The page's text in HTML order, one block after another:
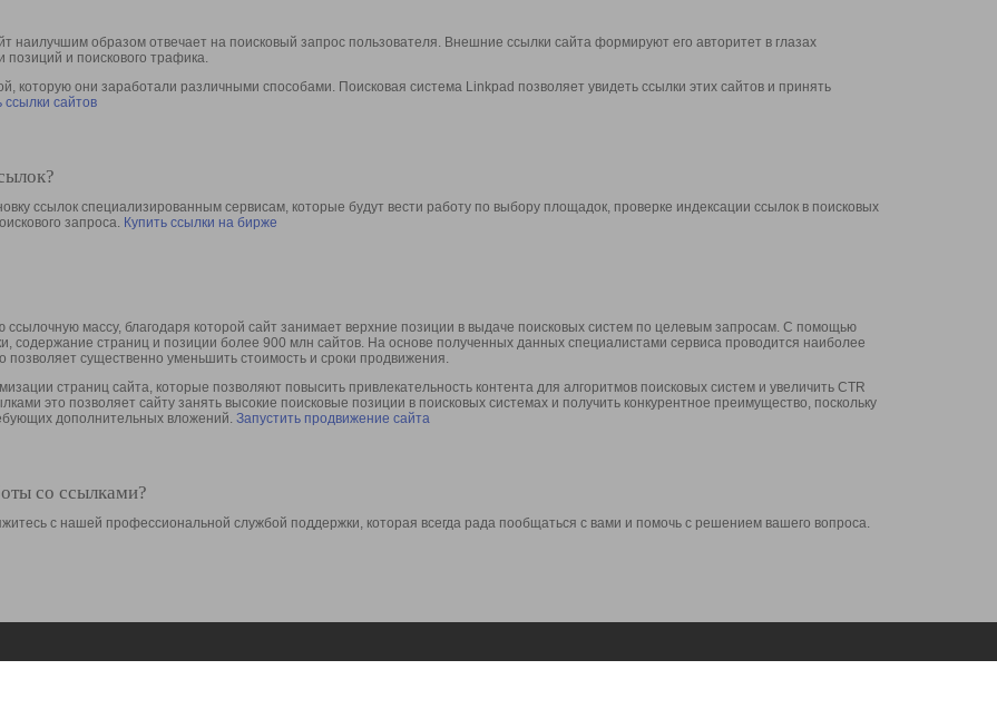
наилучшим образом отвечает на поисковый запрос пользователя. Внешние ссылки сайта формируют его авторитет в глазах
позиций и поискового трафика.
они заработали различными способами. Поисковая система Linkpad позволяет увидеть ссылки этих сайтов и принять
сайтов
ссылок специализированным сервисам, которые будут вести работу по выбору площадок, проверке индексации ссылок в поисковых
запроса. Купить ссылки на бирже
массу, благодаря которой сайт занимает верхние позиции в выдаче поисковых систем по целевым запросам. С помощью
содержание страниц и позиции более 900 млн сайтов. На основе полученных данных специалистами сервиса проводится наиболее
существенно уменьшить стоимость и сроки продвижения.
страниц сайта, которые позволяют повысить привлекательность контента для алгоритмов поисковых систем и увеличить CTR
это позволяет сайту занять высокие поисковые позиции в поисковых системах и получить конкурентное преимущество, поскольку
дополнительных вложений. Запустить продвижение сайта
со ссылками?
с нашей профессиональной службой поддержки, которая всегда рада пообщаться с вами и помочь с решением вашего вопроса.